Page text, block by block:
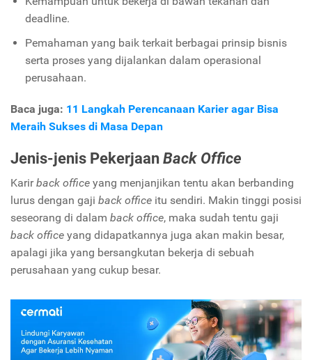
deadline.
Pemahaman yang baik terkait berbagai prinsip bisnis
serta proses yang dijalankan dalam operasional
perusahaan.
Baca juga: 11 Langkah Perencanaan Karier agar Bisa
Meraih Sukses di Masa Depan
Jenis-jenis PekerjaanBack Office
Karirback office yang menjanjikan tentu akan berbanding
lurus dengan gaji back office itu sendiri. Makin tinggi posisi
seseorang di dalam back office, maka sudah tentu gaji
back office yang didapatkannya juga akan makin besar,
apalagi jika yang bersangkutan bekerja di sebuah
perusahaan yang cukup besar.